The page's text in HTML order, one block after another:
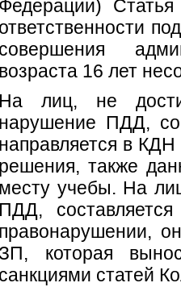
Федерации)
ответственности
совершения
возраста 16 лет
На лиц, не
нарушение ПДД,
направляется в КДН
решения, также
месту учебы. На
ПДД,
правонарушении,
ЗП, которая
санкциями статей